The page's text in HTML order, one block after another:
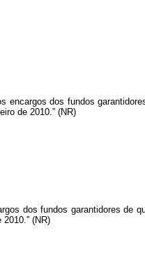
dos fundos
de 2010.” (NR)
dos fundos garantidores de
(NR)